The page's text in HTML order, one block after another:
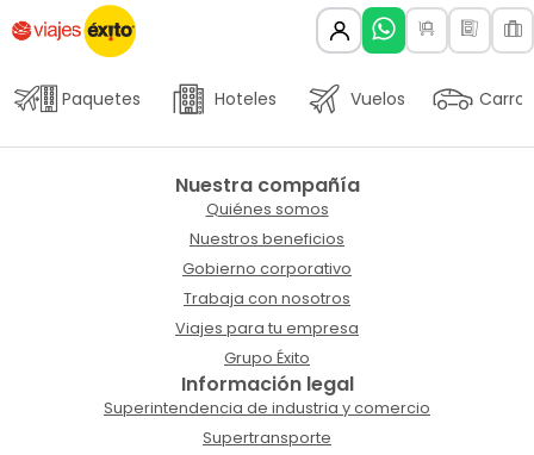
Paquetes Hoteles Vuelos Carros
Nuestra compañía
Quiénes somos
Nuestros beneficios
Gobierno corporativo
Trabaja con nosotros
Viajes para tu empresa
Grupo Éxito
Información legal
Superintendencia de industria y comercio
Supertransporte